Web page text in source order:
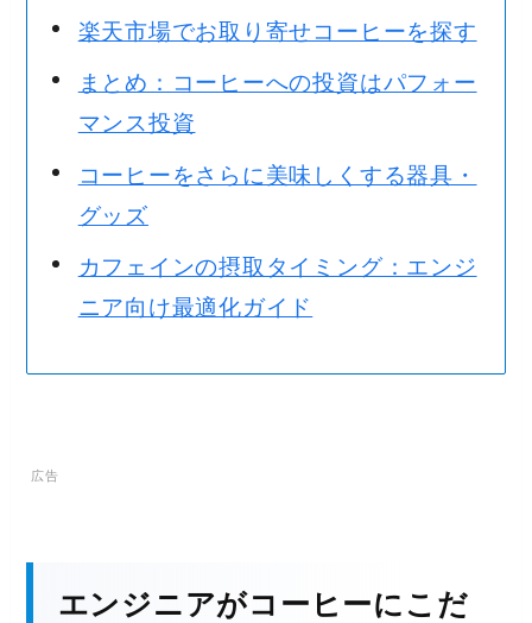
楽天市場でお取り寄せコーヒーを探す
まとめ：コーヒーへの投資はパフォー
マンス投資
コーヒーをさらに美味しくする器具・
グッズ
カフェインの摂取タイミング：エンジ
ニア向け最適化ガイド
エンジニアがコーヒーにこだ